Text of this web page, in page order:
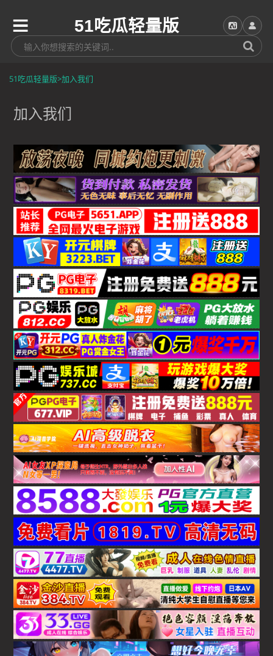
51吃瓜轻量版
51吃瓜轻量版>加入我们
加入我们